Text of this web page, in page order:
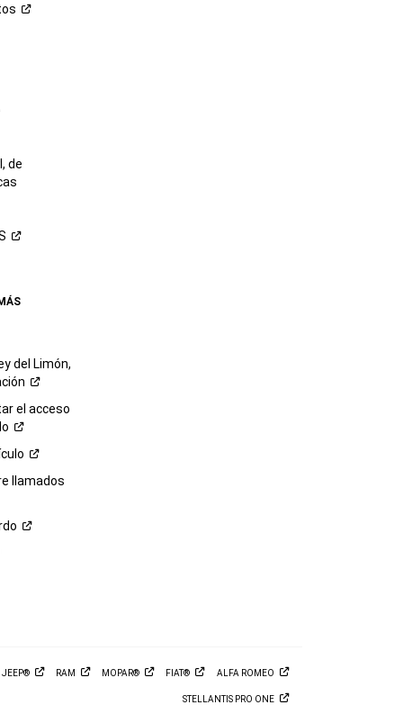
de
del Limón,
el acceso
llamados
JEEP® RAM MOPAR® FIAT® ALFA ROMEO
STELLANTIS PRO ONE